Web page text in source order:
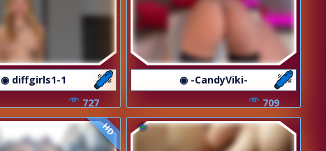
◉ diffgirls1-1
727
◉ -CandyViki-
709
HD